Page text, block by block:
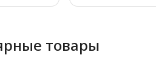
товары